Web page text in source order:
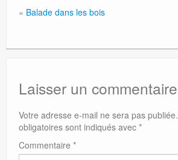
« Balade dans les bois
Laisser un commentaire
Votre adresse e-mail ne sera pas publiée.
obligatoires sont indiqués avec *
Commentaire *